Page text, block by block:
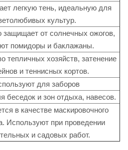
легкую тень, идеальную для
культур.
от солнечных ожогов,
помидоры и баклажаны.
тепличных хозяйств, затенение
и теннисных кортов.
для заборов
беседок и зон отдыха, навесов.
в качестве маскировочного
Используют при проведении
и садовых работ.